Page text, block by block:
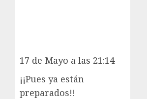
17 de Mayo a las 21:14
¡¡Pues ya están
preparados!!